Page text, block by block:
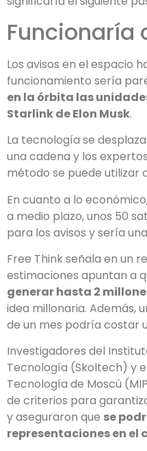
Funcionaría
Los avisos en el espacio
funcionamiento sería
en la órbita las
Starlink de Elon Musk.
La tecnología se
una cadena y los
método se puede utilizar
En cuanto a lo
a medio plazo, unos 50
para los avisos y sería
Free Think señala en un
estimaciones apuntan a
generar hasta 2
idea millonaria. Además,
de un mes podría costar
Investigadores del
Tecnología (Skoltech) y
Tecnología de Moscú
de criterios para
y aseguraron que se
representaciones en el